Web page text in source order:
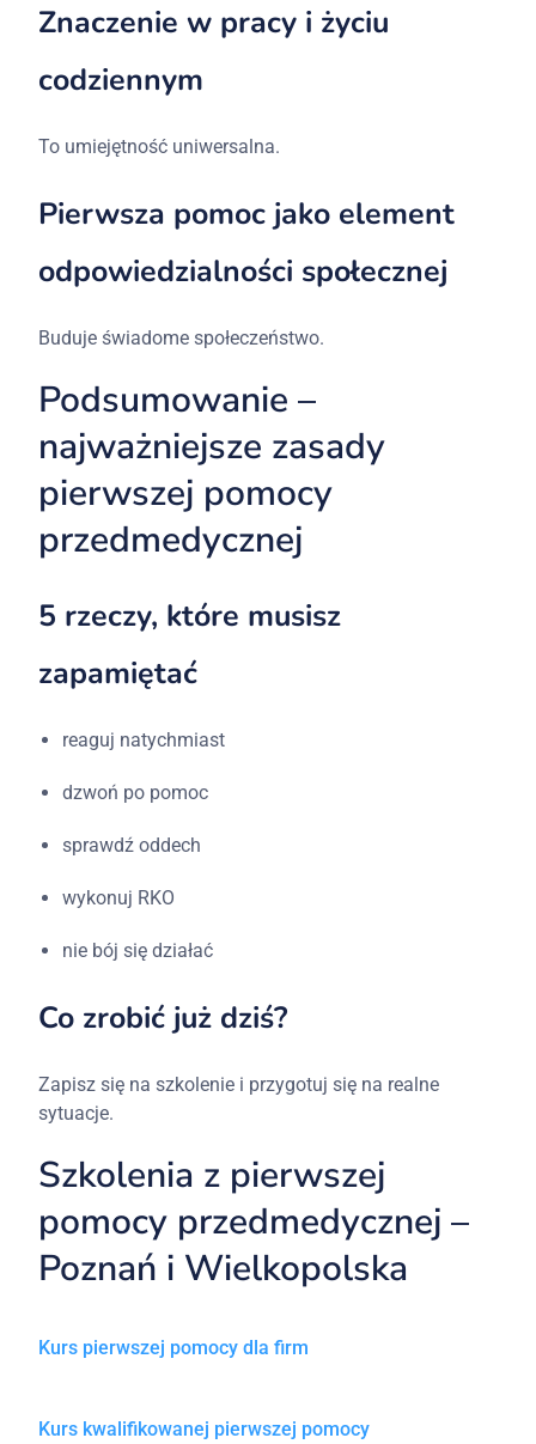
Znaczenie w pracy i życiu
codziennym
To umiejętność uniwersalna.
Pierwsza pomoc jako element
odpowiedzialności społecznej
Buduje świadome społeczeństwo.
Podsumowanie –
najważniejsze zasady
pierwszej pomocy
przedmedycznej
5 rzeczy, które musisz
zapamiętać
reaguj natychmiast
dzwoń po pomoc
sprawdź oddech
wykonuj RKO
nie bój się działać
Co zrobić już dziś?
Zapisz się na szkolenie i przygotuj się na realne
sytuacje.
Szkolenia z pierwszej
pomocy przedmedycznej –
Poznań i Wielkopolska
Kurs pierwszej pomocy dla firm
Kurs kwalifikowanej pierwszej pomocy